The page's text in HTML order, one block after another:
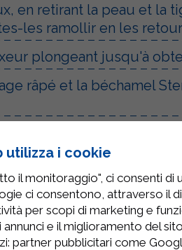
en retirant la peau et la
les ramollir en les
plongeant jusqu'à
râpé et la béchamel
à l'intérieur des
l'aide d'une cuillère en
et cuire au four
chaque flan d'une
utilizza i cookie
il monitoraggio", ci consenti
ci consentono, attraverso il
per scopi di marketing e
e il miglioramento del
partner pubblicitari come